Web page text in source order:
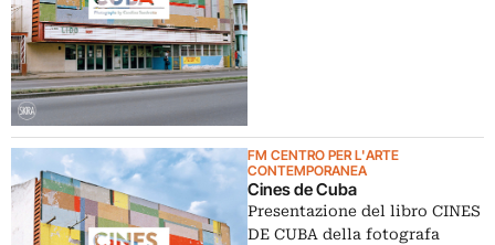
FM CENTRO PER L'ARTE
CONTEMPORANEA
Cines de Cuba
Presentazione del libro CINES
DE CUBA della fotografa